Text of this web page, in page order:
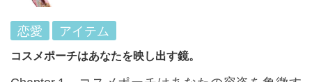
恋愛 アイテム
コスメポーチはあなたを映し出す鏡。